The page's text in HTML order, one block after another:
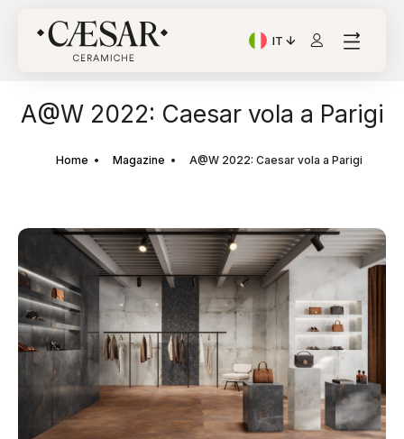
IT
Lingua corrente:
A@W 2022: Caesar vola a Parigi
Home Magazine A@W 2022: Caesar vola a Parigi